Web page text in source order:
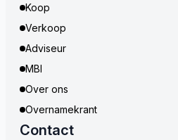
Koop
Verkoop
Adviseur
MBI
Over ons
Overnamekrant
Contact